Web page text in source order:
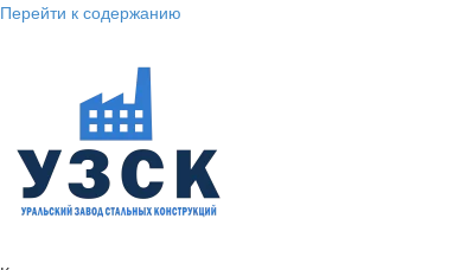
Перейти к содержанию